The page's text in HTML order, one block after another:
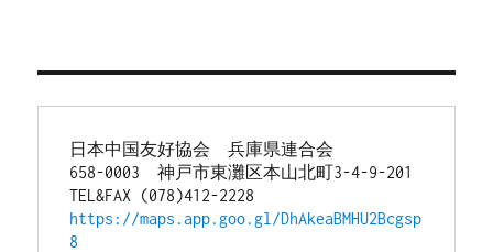
日本中国友好協会　兵庫県連合会
658-0003　神戸市東灘区本山北町3-4-9-201
TEL&FAX (078)412-2228
https://maps.app.goo.gl/DhAkeaBMHU2Bcgsp
8